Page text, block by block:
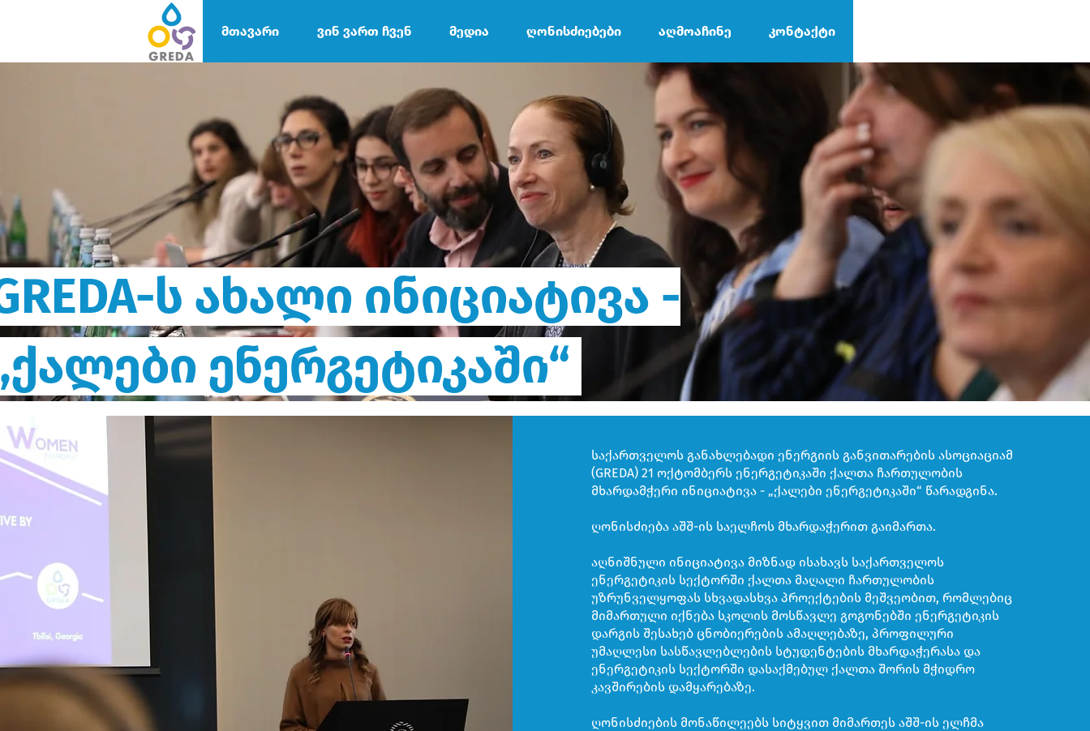
მთავარი ვინ ვართ ჩვენ მედია ღონისძიებები აღმოაჩინე კონტაქტი
ს ახალი ინიციატივა -
ენერგეტიკაში“
საქართველოს განახლებადი ენერგიის განვითარების ასოციაციამ
(GREDA) 21 ოქტომბერს ენერგეტიკაში ქალთა ჩართულობის
მხარდამჭერი ინიციატივა - „ქალები ენერგეტიკაში“ წარადგინა.
ღონისძიება აშშ-ის საელჩოს მხარდაჭერით გაიმართა.
აღნიშნული ინიციატივა მიზნად ისახავს საქართველოს
ენერგეტიკის სექტორში ქალთა მაღალი ჩართულობის
უზრუნველყოფას სხვადასხვა პროექტების მეშვეობით, რომლებიც
მიმართული იქნება სკოლის მოსწავლე გოგონებში ენერგეტიკის
დარგის შესახებ ცნობიერების ამაღლებაზე, პროფილური
უმაღლესი სასწავლებლების სტუდენტების მხარდაჭერასა და
ენერგეტიკის სექტორში დასაქმებულ ქალთა შორის მჭიდრო
კავშირების დამყარებაზე.
ღონისძიების მონაწილეებს სიტყვით მიმართეს აშშ-ის ელჩმა